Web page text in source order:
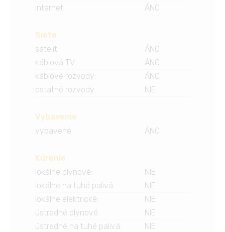
internet: ÁNO
Siete
satelit:
ÁNO
káblová TV:
ÁNO
káblové rozvody:
ÁNO
ostatné rozvody: NIE
Vybavenie
vybavené: ÁNO
Kúrenie
lokálne plynové:
NIE
lokálne na tuhé palivá:
NIE
lokálne elektrické:
NIE
ústredné plynové:
NIE
ústredné na tuhé palivá:
NIE